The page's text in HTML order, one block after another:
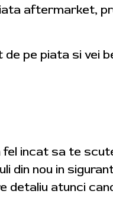
aftermarket,
pe piata si vei
incat sa te
din nou in
detaliu atunci